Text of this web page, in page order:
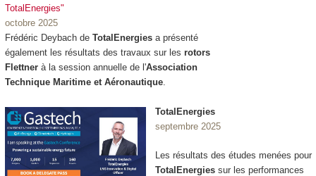
TotalEnergies"
octobre 2025
Frédéric Deybach de TotalEnergiesa présenté
également les résultats des travaux sur les rotors
Flettner à la session annuelle de l'Association
Technique Maritime et Aéronautique.
TotalEnergies
septembre 2025
Les résultats des études menées pour
TotalEnergiessur les performances